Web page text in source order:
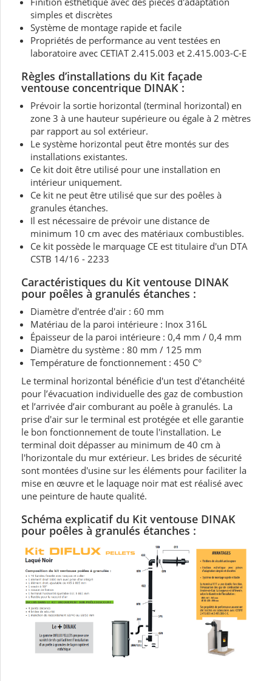
simples et discrètes
Système de montage rapide et facile
Propriétés de performance au vent testées en
laboratoire avec CETIAT 2.415.003 et 2.415.003-C-E
Règles d’installations du Kit façade
ventouse concentrique DINAK:
Prévoir la sortie horizontal (terminal horizontal) en
zone 3 à une hauteur supérieure ou égale à 2 mètres
par rapport au sol extérieur.
Le système horizontal peut être montés sur des
installations existantes.
Ce kit doit être utilisé pour une installation en
intérieur uniquement.
Ce kit ne peut être utilisé que sur des poêles à
granules étanches.
Il est nécessaire de prévoir une distance de
minimum 10 cm avec des matériaux combustibles.
Ce kit possède le marquage CE est titulaire d'un DTA
CSTB 14/16 - 2233
Caractéristiques du Kit ventouse DINAK
pour poêles à granulés étanches :
Diamètre d'entrée d'air : 60 mm
Matériau de la paroi intérieure : Inox 316L
Épaisseur de la paroi intérieure : 0,4 mm / 0,4 mm
Diamètre du système : 80 mm / 125 mm
Température de fonctionnement : 450 C°
Le terminal horizontal bénéficie d'un test d'étanchéité
pour l’évacuation individuelle des gaz de combustion
et l’arrivée d’air comburant au poêle à granulés. La
prise d'air sur le terminal est protégée et elle garantie
le bon fonctionnement de toute l'installation. Le
terminal doit dépasser au minimum de 40 cm à
l'horizontale du mur extérieur. Les brides de sécurité
sont montées d'usine sur les éléments pour faciliter la
mise en œuvre et le laquage noir mat est réalisé avec
une peinture de haute qualité.
Schéma explicatif du Kit ventouse DINAK
pour poêles à granulés étanches :